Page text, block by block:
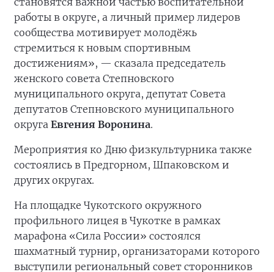
работы в округе, а личный пример лидеров
сообщества мотивирует молодёжь
стремиться к новым спортивным
достижениям», — сказала председатель
женского совета Степновского
муниципального округа, депутат Совета
депутатов Степновского муниципального
округа Евгения Воронина.
Мероприятия ко Дню физкультурника также
состоялись в Предгорном, Шпаковском и
других округах.
На площадке Чукотского окружного
профильного лицея в Чукотке в рамках
марафона «Сила России» состоялся
шахматный турнир, организаторами которого
выступили региональный совет сторонников